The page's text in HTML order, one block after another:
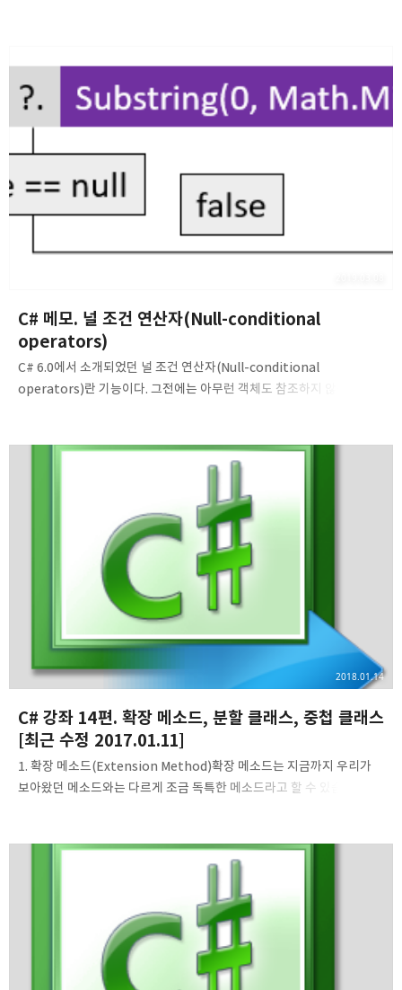
var date = DateTime.Now; // 복합 형식 지정(Composite
formatting): Console.WriteLine("안녕, {0}! 오늘은 {1},
C# 메모. 널 조건 연산자(Null-conditional
operators)
C# 6.0에서 소개되었던 널 조건 연산자(Null-conditional
operators)란 기능이다. 그전에는 아무런 객체도 참조하지 않을 때
있게 되었다. 기존에는 아래와 같이 null인지 검사하는 코드가
반복적으로 등장하는 경우가 많았다. 개발자 입장에서는 핵심 코드가
뒤로 밀리거나, 매번 단순한 검사 코드를 계속해서 적어주어야 하는
귀찮음이 있었다.public static string Truncate(string value, int
length) { string result = value; if (value != null) // 설명을 위해
C# 강좌 14편. 확장 메소드, 분할 클래스, 중첩 클래스
[최근 수정 2017.01.11]
2018.01.14
1. 확장 메소드(Extension Method)확장 메소드는 지금까지 우리가
보아왔던 메소드와는 다르게 조금 독특한 메소드라고 할 수 있습니다. 이
네임스페이스명 { public static class 클래스명 { public static
반환형식 메소드명(this 확장대상형식 식별자, 매개변수..) { .. } .. } }
선언 형식을 보시면, 정적(static) 클래스를 먼저 정의하고 그 안에 확장
메소드가 정의되었습니다. 확장 메소드 역시 정적(static) 메소드여야
합니다(정적 메소드는 객체를 만들지 않고도 바로 호출이 가능). 그리고
메소드의 첫번째 매개변수..